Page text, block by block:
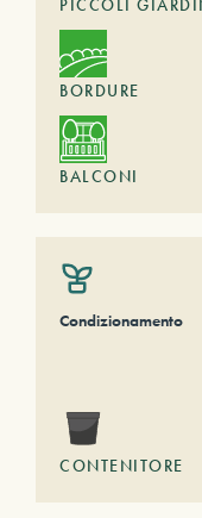
PICCOLI
BORDURE
BALCONI
Condizionamento
CONTENITORE